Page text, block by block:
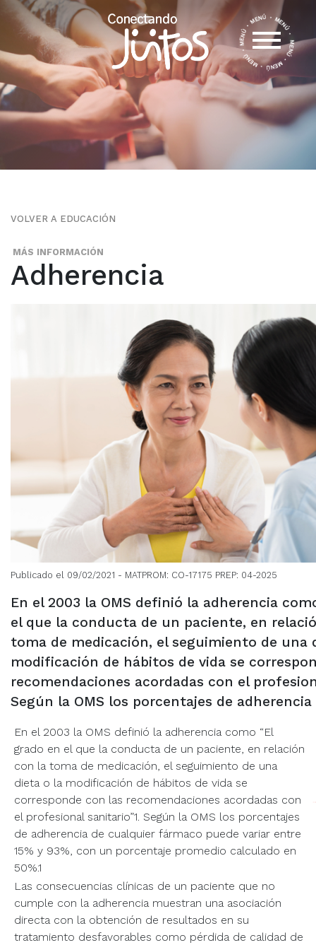
VOLVER A EDUCACIÓN
MÁS INFORMACIÓN
Adherencia
Publicado el 09/02/2021 - MATPROM: CO-17175 PREP: 04-2025
En el 2003 la OMS definió la adherencia
el que la conducta de un paciente, en
toma de medicación, el seguimiento de una
modificación de hábitos de vida se
recomendaciones acordadas con el
Según la OMS los porcentajes de
En el 2003 la OMS definió la adherencia como “El
grado en el que la conducta de un paciente, en relación
con la toma de medicación, el seguimiento de una
dieta o la modificación de hábitos de vida se
corresponde con las recomendaciones acordadas con
el profesional sanitario”1. Según la OMS los porcentajes
de adherencia de cualquier fármaco puede variar entre
15% y 93%, con un porcentaje promedio calculado en
50%.1
Las consecuencias clínicas de un paciente que no
cumple con la adherencia muestran una asociación
directa con la obtención de resultados en su
tratamiento desfavorables como pérdida de calidad de